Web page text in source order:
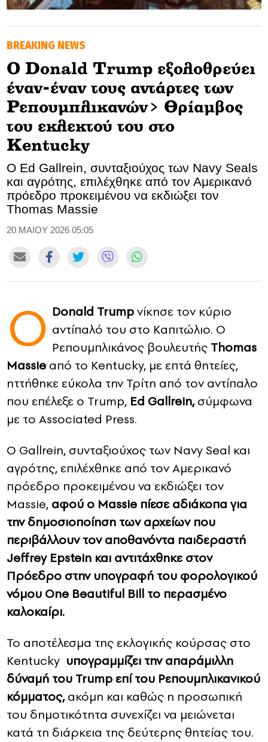
SOOZIE’S FRIENDS
CULTURE
TASTELAND
TECH
MEDIALAND
DRIVE
DIA Y NOCHE
ADVERTISE
BREAKING NEWS
Ο Donald Trump εξολοθρεύει
έναν-έναν τους αντάρτες των
Ρεπουμπλικανών> Θρίαμβος
του εκλεκτού του στο
Kentucky
Ο Ed Gallrein, συνταξιούχος των Navy Seals
και αγρότης, επιλέχθηκε από τον Αμερικανό
πρόεδρο προκειμένου να εκδιώξει τον
Thomas Massie
20 ΜΑΙΟΥ 2026 05:05
Ο Donald Trumpνίκησε τον κύριο
αντίπαλό του στο Καπιτώλιο. Ο
Ρεπουμπλικάνος βουλευτής Thomas
Massie από το Kentucky, με επτά θητείες,
ηττήθηκε εύκολα την Τρίτη από τον αντίπαλο
που επέλεξε ο Trump, Ed Gallrein,σύμφωνα
με το Associated Press.
Ο Gallrein, συνταξιούχος των Navy Seal και
αγρότης, επιλέχθηκε από τον Αμερικανό
πρόεδρο προκειμένου να εκδιώξει τον
Massie, αφού ο Massie πίεσε αδιάκοπα για
την δημοσιοποίηση των αρχείων που
περιβάλλουν τον αποθανόντα παιδεραστή
Jeffrey Epstein και αντιτάχθηκε στον
Πρόεδρο στην υπογραφή του φορολογικού
νόμου One Beautiful Bill το περασμένο
καλοκαίρι.
Το αποτέλεσμα της εκλογικής κούρσας στο
Kentucky υπογραμμίζει την απαράμιλλη
δύναμή του Trump επί του Ρεπουμπλικανικού
κόμματος,ακόμη και καθώς η προσωπική
του δημοτικότητα συνεχίζει να μειώνεται
κατά τη διάρκεια της δεύτερης θητείας του.